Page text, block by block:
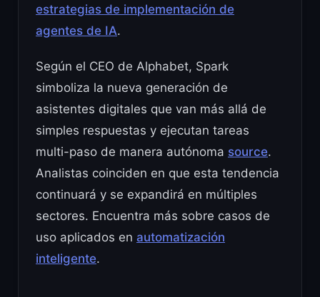
estrategias de implementación de
agentes de IA.
Según el CEO de Alphabet, Spark
simboliza la nueva generación de
asistentes digitales que van más allá de
simples respuestas y ejecutan tareas
multi-paso de manera autónoma source.
Analistas coinciden en que esta tendencia
continuará y se expandirá en múltiples
sectores. Encuentra más sobre casos de
uso aplicados en automatización
inteligente.